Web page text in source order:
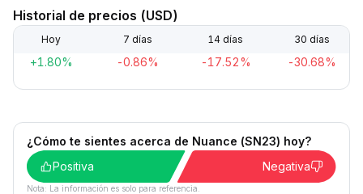
Historial de precios (USD)
Hoy 7 días 14 días 30 días
+1.80% -0.86% -17.52% -30.68%
¿Cómo te sientes acerca de Nuance (SN23) hoy?
Positiva
Negativa
Nota: La información es solo para referencia.